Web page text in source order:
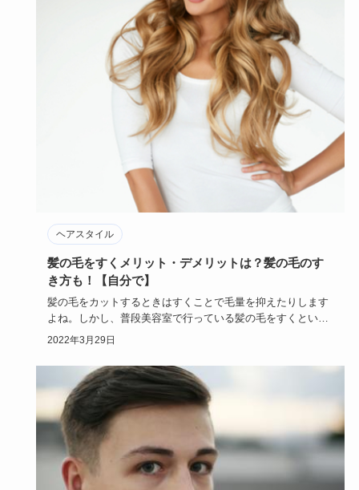
ヘアスタイル
髪の毛をすくメリット・デメリットは？髪の毛のす
き方も！【自分で】
髪の毛をカットするときはすくことで毛量を抑えたりします
よね。しかし、普段美容室で行っている髪の毛をすくという
のは自分ででき…
2022年3月29日